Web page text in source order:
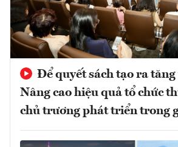
Để quyết sách tạo ra
Nâng cao hiệu quả tổ chức
chủ trương phát triển trong